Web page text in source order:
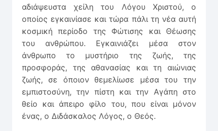
αδιάψευστα χείλη του Λόγου Χριστού, ο
οποίος εγκαινίασε και τώρα πάλι τη νέα αυτή
κοσμική περίοδο της Φώτισης και Θέωσης
του ανθρώπου. Εγκαινιάζει μέσα στον
άνθρωπο το μυστήριο της ζωής, της
προσφοράς, της αθανασίας και τη αιώνιας
ζωής, σε όποιον θεμελίωσε μέσα του την
εμπιστοσύνη, την πίστη και την Αγάπη στο
θείο και άπειρο φίλο του, που είναι μόνον
ένας, ο Διδάσκαλος Λόγος, ο Θεός.